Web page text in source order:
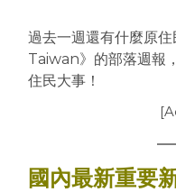
過去一週還有什麼原
Taiwan》的部落週報
住民大事！
國內最新重要